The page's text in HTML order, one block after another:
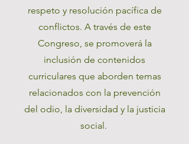
respeto y resolución pacífica de
conflictos. A través de este
Congreso, se promoverá la
inclusión de contenidos
curriculares que aborden temas
relacionados con la prevención
del odio, la diversidad y la justicia
social.